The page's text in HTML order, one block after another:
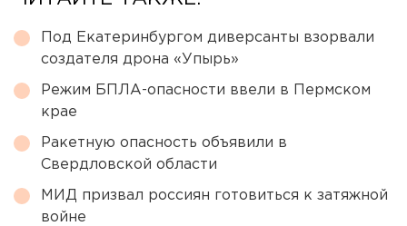
Под Екатеринбургом диверсанты взорвали
создателя дрона «Упырь»
Режим БПЛА-опасности ввели в Пермском
крае
Ракетную опасность объявили в
Свердловской области
МИД призвал россиян готовиться к затяжной
войне